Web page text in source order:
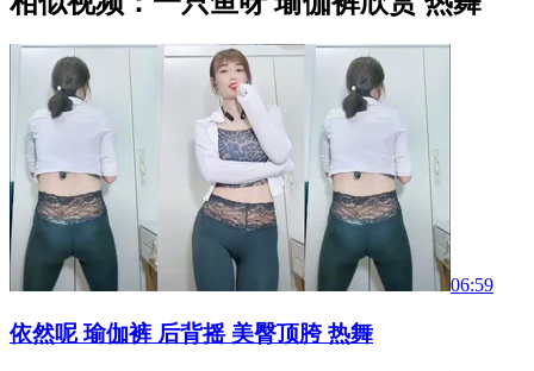
06:59
依然呢 瑜伽裤 后背摇 美臀顶胯 热舞